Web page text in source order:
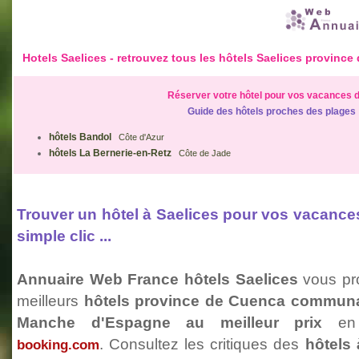
Hotels Saelices - retrouvez tous les hôtels Saelices
Réserver votre hôtel pour vos vacances
Guide des hôtels proches des plages
hôtels Bandol Côte d'Azur
hôtels La Bernerie-en-Retz Côte de Jade
Trouver un hôtel à Saelices pour vos
simple clic ...
Annuaire Web France hôtels Saelices vous
meilleurs hôtels province de Cuenca
Manche d'Espagne au meilleur prix
booking.com. Consultez les critiques des
hôtels